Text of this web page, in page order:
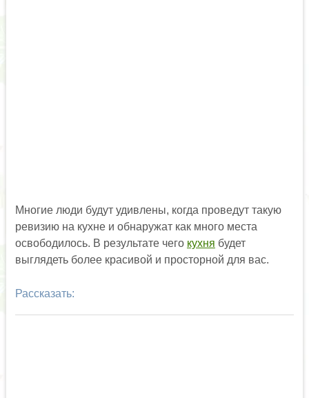
Многие люди будут удивлены, когда проведут такую
ревизию на кухне и обнаружат как много места
освободилось. В результате чего кухня будет
выглядеть более красивой и просторной для вас.
Рассказать: